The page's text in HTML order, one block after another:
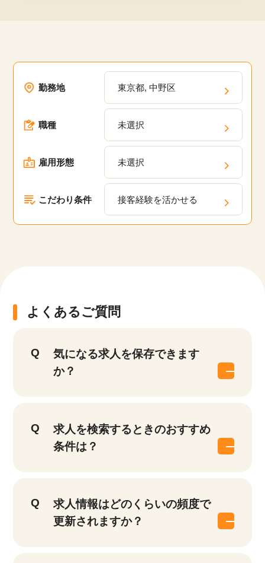
勤務地 東京都, 中野区
職種 未選択
雇用形態 未選択
こだわり条件 接客経験を活かせる
よくあるご質問
気になる求人を保存できます
か？
求人を検索するときのおすすめ
条件は？
求人情報はどのくらいの頻度で
更新されますか？